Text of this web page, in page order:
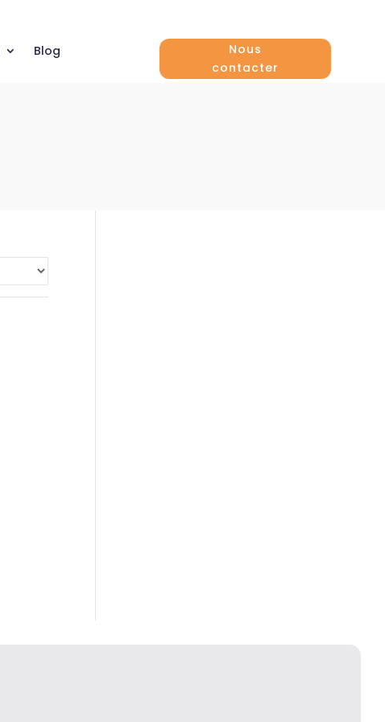
Blog
Nous
contacter